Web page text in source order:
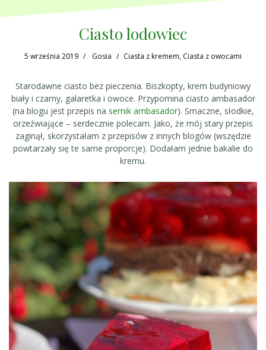
Ciasto lodowiec
5 września 2019 Gosia Ciasta z kremem, Ciasta z owocami
Starodawne ciasto bez pieczenia. Biszkopty, krem budyniowy
biały i czarny, galaretka i owoce. Przypomina ciasto ambasador
(na blogu jest przepis na sernik ambasador). Smaczne, słodkie,
orzeźwiające – serdecznie polecam. Jako, że mój stary przepis
zaginął, skorzystałam z przepisów z innych blogów (wszędzie
powtarzały się te same proporcje). Dodałam jednie bakalie do
kremu.